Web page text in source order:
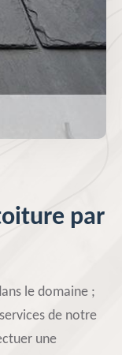
par
le domaine ;
de notre
une